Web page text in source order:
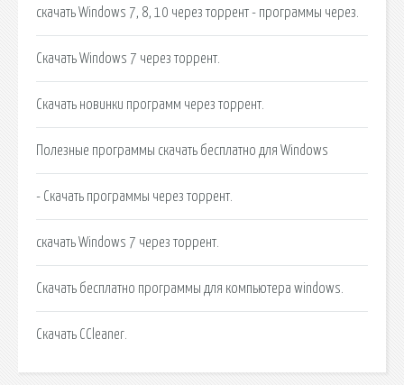
скачать Windows 7, 8, 10 через торрент - программы через.
Скачать Windows 7 через торрент.
Скачать новинки программ через торрент.
Полезные программы скачать бесплатно для Windows
- Скачать программы через торрент.
скачать Windows 7 через торрент.
Скачать бесплатно программы для компьютера windows.
Скачать CCleaner.